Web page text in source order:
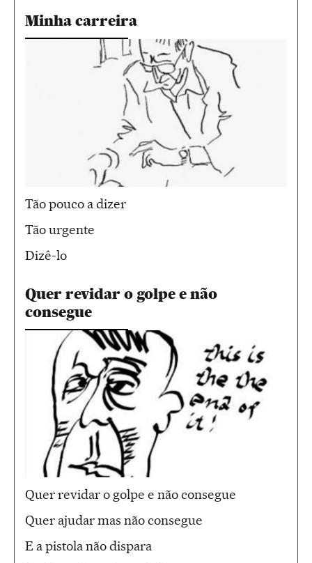
Minha carreira
Tão pouco a dizer
Tão urgente
Dizê-lo
Quer revidar o golpe e não
consegue
Quer revidar o golpe e não consegue
Quer ajudar mas não consegue
E a pistola não dispara